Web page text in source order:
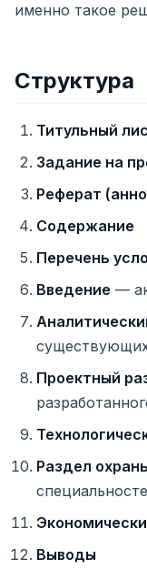
именно такое
Структура
Титульный
Задание на
Реферат
Содержание
Перечень
Введение —
Проектный
Раздел
Выводы